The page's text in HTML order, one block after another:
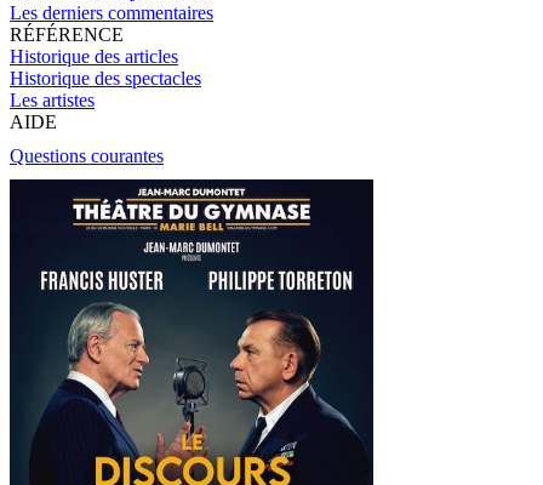
Les derniers commentaires
RÉFÉRENCE
Historique des articles
Historique des spectacles
Les artistes
AIDE
Questions courantes